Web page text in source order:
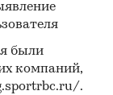
были
компаний,
.